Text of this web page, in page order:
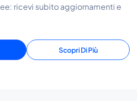
ricevi subito aggiornamenti e
Scopri Di Più